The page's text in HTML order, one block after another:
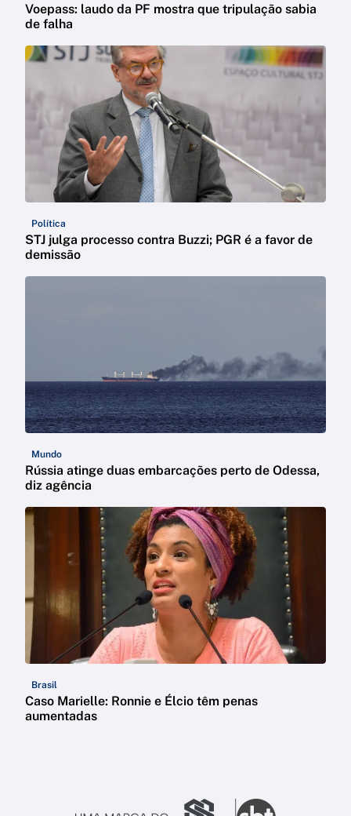
Voepass: laudo da PF mostra que tripulação sabia
de falha
Política
STJ julga processo contra Buzzi; PGR é a favor de
demissão
Mundo
Rússia atinge duas embarcações perto de Odessa,
diz agência
Brasil
Caso Marielle: Ronnie e Élcio têm penas
aumentadas